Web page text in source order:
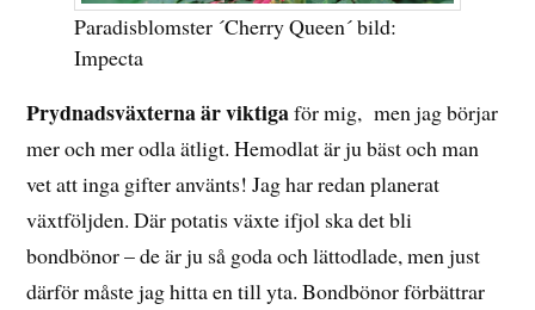
Paradisblomster ´Cherry Queen´ bild:
Impecta
Prydnadsväxterna är viktigaför mig, men jag börjar
mer och mer odla ätligt. Hemodlat är ju bäst och man
vet att inga gifter använts! Jag har redan planerat
växtföljden. Där potatis växte ifjol ska det bli
bondbönor – de är ju så goda och lättodlade, men just
därför måste jag hitta en till yta. Bondbönor förbättrar